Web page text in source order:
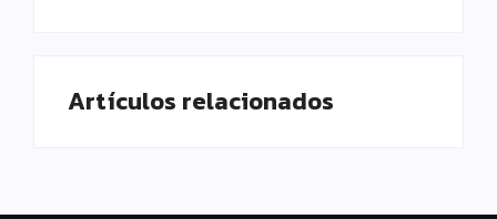
Artículos relacionados